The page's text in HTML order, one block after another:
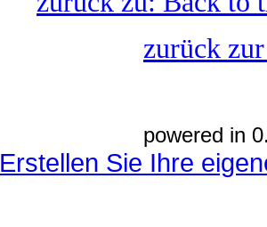
zurück
powered in
Erstellen Sie Ihre